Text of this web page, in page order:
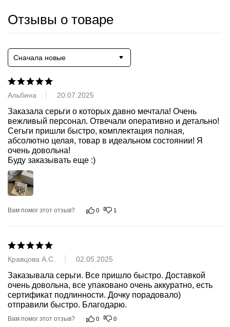
Отзывы о товаре
Сначала новые
Альбина 20.07.2025
Заказала серьги о которых давно мечтала! Очень
вежливый персонал. Отвечали оперативно и детально!
Сегьги пришли быстро, комплектация полная,
абсолютно целая, товар в идеальном состоянии! Я
очень довольна!
Буду заказывать еще :)
Вам помог этот отзыв? 0 1
Кравцова А.С. 02.05.2025
Заказывала серьги. Все пришло быстро. Доставкой
очень довольна, все упаковано очень аккуратно, есть
сертификат подлинности. Дочку порадовало)
отправили быстро. Благодарю.
Вам помог этот отзыв? 0 0